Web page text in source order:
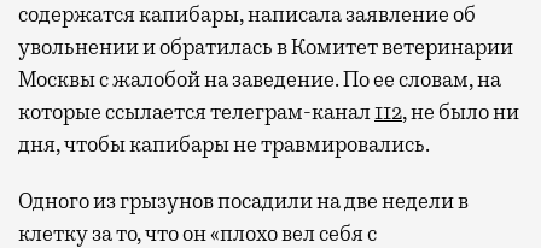
содержатся капибары, написала заявление об
увольнении и обратилась в Комитет ветеринарии
Москвы с жалобой на заведение. По ее словам, на
которые ссылается телеграм-канал112, не было ни
дня, чтобы капибары не травмировались.
Одного из грызунов посадили на две недели в
клетку за то, что он «плохо вел себя с